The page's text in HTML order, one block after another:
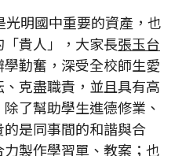
明國中重要的資產，也
貴人」，大家長張玉台
勤奮，深受全校師生愛
克盡職責，並且具有高
了幫助學生進德修業、
是同事間的和諧與合
製作學習單、教案；也